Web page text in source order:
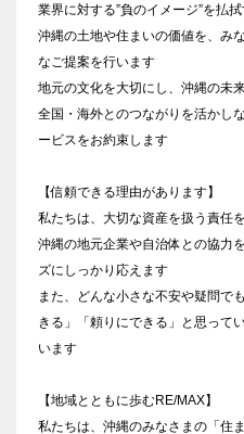
業界に対する”負のイメージ”を払拭
沖縄の土地や住まいの価値を、み
なご提案を行います
地元の文化を大切にし、沖縄の未
全国・海外とのつながりを活かし
ービスをお約束します
【信頼できる理由があります】
私たちは、大切な資産を扱う責任
沖縄の地元企業や自治体との協力
ズにしっかり応えます
また、どんな小さな不安や疑問で
きる」「頼りにできる」と思って
います
【地域とともに歩むRE/MAX】
私たちは、沖縄のみなさまの「住